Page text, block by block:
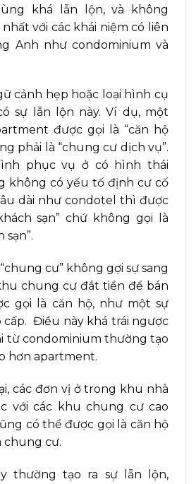
khá lẫn lộn, và không
với các khái niệm có liên
Anh như condominium và
cảnh hẹp hoặc loại hình cụ
sự lẫn lộn này. Ví dụ, một
được gọi là “căn hộ
phải là “chung cư dịch vụ”.
phục vụ ở có hình thái
không có yếu tố định cư cố
dài như condotel thì được
sạn” chứ không gọi là
sạn”.
cư” không gợi sự sang
chung cư đắt tiền để bán
gọi là căn hộ, như một sự
cấp. Điều này khá trái ngược
từ condominium thường tạo
hơn apartment.
các đơn vị ở trong khu nhà
với các khu chung cư cao
có thể được gọi là căn hộ
chung cư.
thường tạo ra sự lẫn lộn,